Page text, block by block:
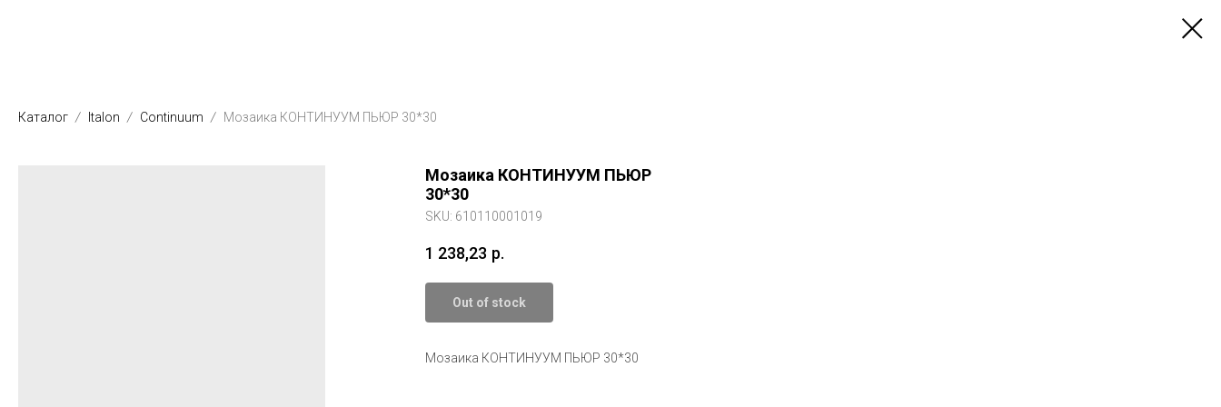
Каталог Italon Continuum Мозаика КОНТИНУУМ ПЬЮР 30*30
Мозаика КОНТИНУУМ ПЬЮР
30*30
SKU: 610110001019
1 238,23 р.
Out of stock
Мозаика КОНТИНУУМ ПЬЮР 30*30